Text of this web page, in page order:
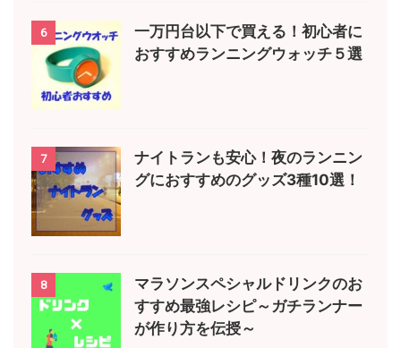
6
一万円台以下で買える！初心者に
おすすめランニングウォッチ５選
7
ナイトランも安心！夜のランニン
グにおすすめのグッズ3種10選！
8
マラソンスペシャルドリンクのお
すすめ最強レシピ～ガチランナー
が作り方を伝授～